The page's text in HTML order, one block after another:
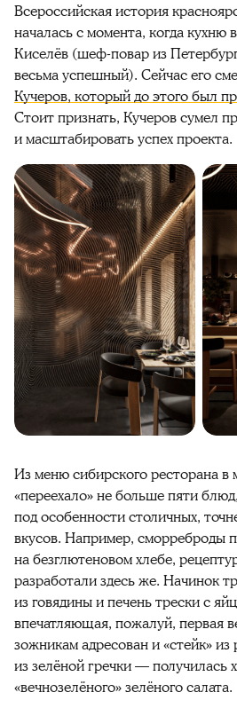
Всероссийская история
началась с момента, когда кухню
Киселёв (шеф-повар из
весьма успешный). Сейчас его
Кучеров, который до этого был
Стоит признать, Кучеров сумел
и масштабировать успех проекта.
Из меню сибирского ресторана в
«переехало» не больше пяти
под особенности столичных,
вкусов. Например, сморреброды
на безглютеновом хлебе,
разработали здесь же. Начинок
из говядины и печень трески с
впечатляющая, пожалуй, первая
зожникам адресован и «стейк» из
из зелёной гречки — получилась
«вечнозелёного» зелёного салата.